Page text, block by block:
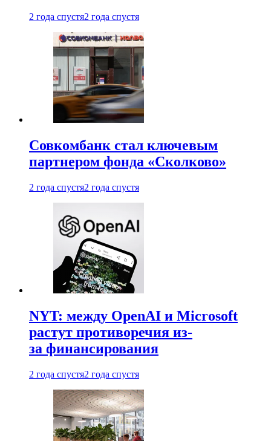
2 года спустя2 года спустя
Совкомбанк стал ключевым
партнером фонда «Сколково»
2 года спустя2 года спустя
NYT: между OpenAI и Microsoft
растут противоречия из-
за финансирования
2 года спустя2 года спустя